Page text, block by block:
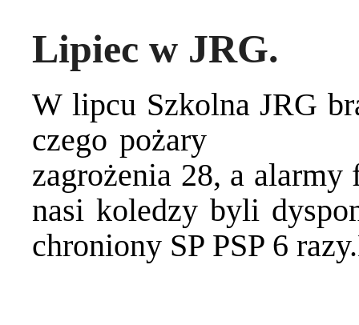
Lipiec w JRG.
W lipcu Szkolna JRG
czego pożary
zagrożenia 28, a alarmy
nasi koledzy byli
chroniony SP PSP 6